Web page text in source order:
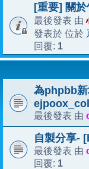
[重要] 關於
最後發表 由
發表於 位於
回覆: 1
為phpbb
最後發表 由
自製分享-
最後發表 由
回覆: 1